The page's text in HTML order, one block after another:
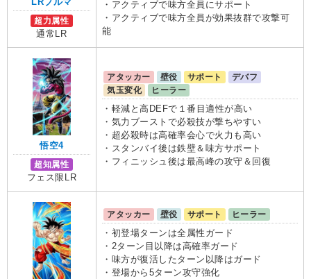
超力属性
通常LR
・アクティブで味方全員にサポート
・アクティブで味方全員が効果抜群で攻撃可
能
悟空4
超知属性
フェス限LR
アタッカー 壁役 サポート
デバフ
気玉変化
ヒーラー
・軽減と高DEFで１番目適性が高い
・気力ブーストで必殺技が撃ちやすい
・超必殺時は高確率会心で火力も高い
・スタンバイ後は鉄壁＆味方サポート
・フィニッシュ後は最高峰の攻守＆回復
アタッカー 壁役 サポート
ヒーラー
・初登場ターンは全属性ガード
・2ターン目以降は高確率ガード
・味方が復活したターン以降はガード
・登場から5ターン攻守強化